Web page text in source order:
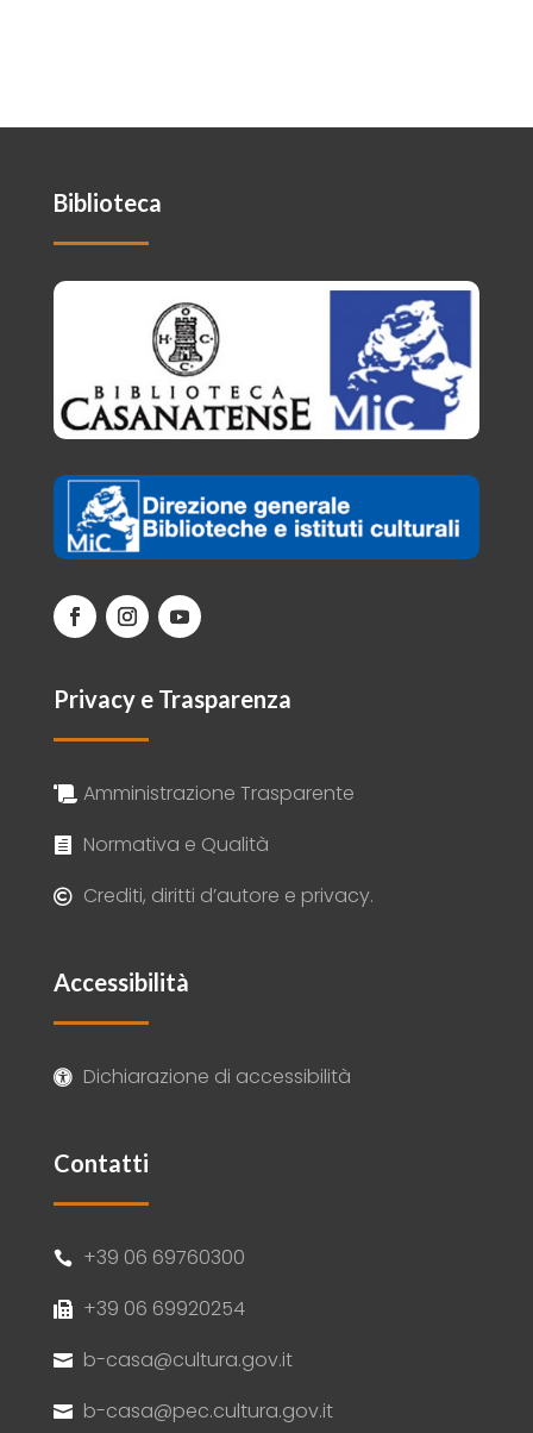
Biblioteca
Privacy e Trasparenza
 Amministrazione Trasparente
 Normativa e Qualità
 Crediti, diritti d’autore e privacy.
Accessibilità
 Dichiarazione di accessibilità
Contatti
 +39 06 69760300
 +39 06 69920254
 b-casa@cultura.gov.it
 b-casa@pec.cultura.gov.it